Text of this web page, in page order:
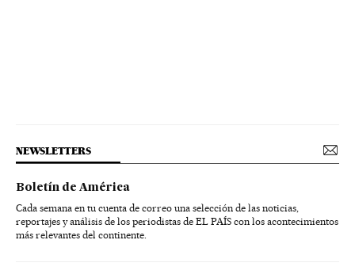
NEWSLETTERS
Boletín de América
Cada semana en tu cuenta de correo una selección de las noticias,
reportajes y análisis de los periodistas de EL PAÍS con los acontecimientos
más relevantes del continente.